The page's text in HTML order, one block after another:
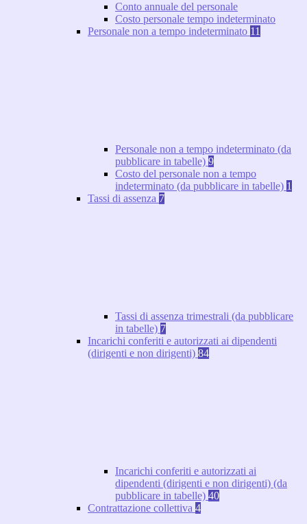
Conto annuale del personale
Costo personale tempo indeterminato
Personale non a tempo indeterminato 11
Personale non a tempo indeterminato (da
pubblicare in tabelle) 9
Costo del personale non a tempo
indeterminato (da pubblicare in tabelle) 1
Tassi di assenza 7
Tassi di assenza trimestrali (da pubblicare
in tabelle) 7
Incarichi conferiti e autorizzati ai dipendenti
(dirigenti e non dirigenti) 84
Incarichi conferiti e autorizzati ai
dipendenti (dirigenti e non dirigenti) (da
pubblicare in tabelle) 40
Contrattazione collettiva 4